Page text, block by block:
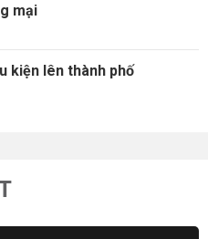
mại
kiện lên thành phố